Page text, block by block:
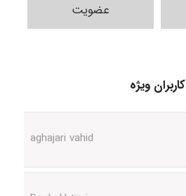
عضویت
کاربران ویژه